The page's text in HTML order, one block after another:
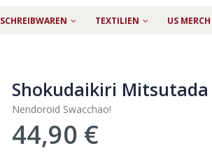
SCHREIBWAREN TEXTILIEN US MERCH
Shokudaikiri Mitsutada
Nendoroid Swacchao!
44,90 €